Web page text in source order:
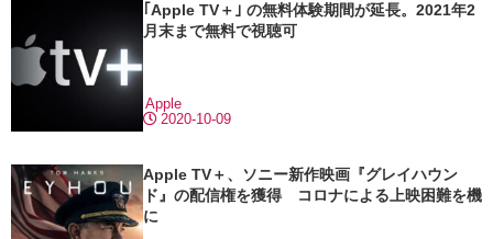
｢Apple TV＋｣ の無料体験期間が延長。2021年2
月末まで無料で視聴可
2020-10-09
Apple
Apple TV＋、ソニー新作映画『グレイハウン
ド』の配信権を獲得 コロナによる上映困難を機
に